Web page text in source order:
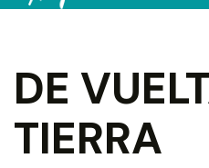
DE
TIERRA